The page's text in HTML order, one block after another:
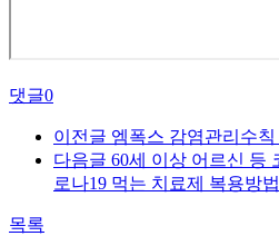
댓글0
이전글 엠폭스 감염관리수
다음글 60세 이상 어르신 등
로나19 먹는 치료제 복용방
목록